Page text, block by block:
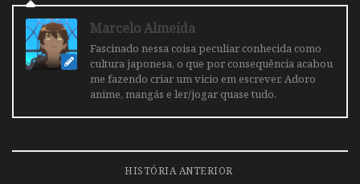
Marcelo Almeida
Fascinado nessa coisa peculiar conhecida como
cultura japonesa, o que por consequência acabou
me fazendo criar um vicio em escrever. Adoro
anime, mangás e ler/jogar quase tudo.
HISTÓRIA ANTERIOR